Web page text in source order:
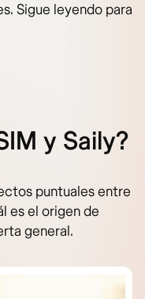
Sigue leyendo para
y Saily?
puntuales entre
es el origen de
general.